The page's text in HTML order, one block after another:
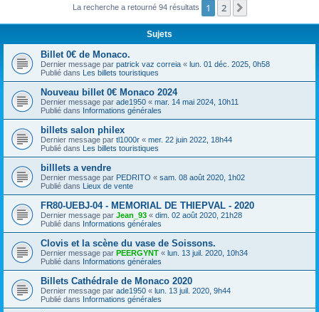
c
La recherche a retourné 94 résultats 1 2
Sujets
Billet 0€ de Monaco.
Dernier message par patrick vaz correia « lun. 01 déc. 2025, 0h58
Publié dans Les billets touristiques
Nouveau billet 0€ Monaco 2024
Dernier message par ade1950 « mar. 14 mai 2024, 10h11
Publié dans Informations générales
billets salon philex
Dernier message par tl1000r « mer. 22 juin 2022, 18h44
Publié dans Les billets touristiques
billlets a vendre
Dernier message par PEDRITO « sam. 08 août 2020, 1h02
Publié dans Lieux de vente
FR80-UEBJ-04 - MEMORIAL DE THIEPVAL - 2020
Dernier message par Jean_93 « dim. 02 août 2020, 21h28
Publié dans Informations générales
Clovis et la scène du vase de Soissons.
Dernier message par PEERGYNT « lun. 13 juil. 2020, 10h34
Publié dans Informations générales
Billets Cathédrale de Monaco 2020
Dernier message par ade1950 « lun. 13 juil. 2020, 9h44
Publié dans Informations générales